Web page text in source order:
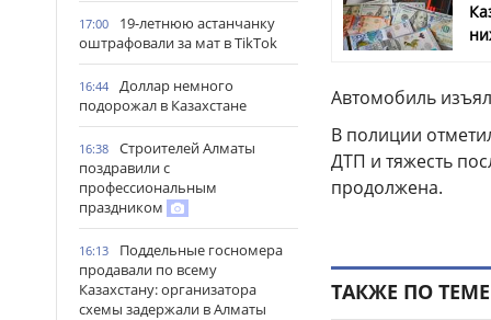
17:00
19-летнюю астанчанку
оштрафовали за мат в TikTok
16:44
Доллар немного
подорожал в Казахстане
16:38
Строителей Алматы
поздравили с
профессиональным
праздником
16:13
Поддельные госномера
продавали по всему
Казахстану: организатора
схемы задержали в Алматы
Автомобиль
В полиции
ДТП и тяжесть
продолжена.
ТАКЖЕ ПО ТЕМЕ